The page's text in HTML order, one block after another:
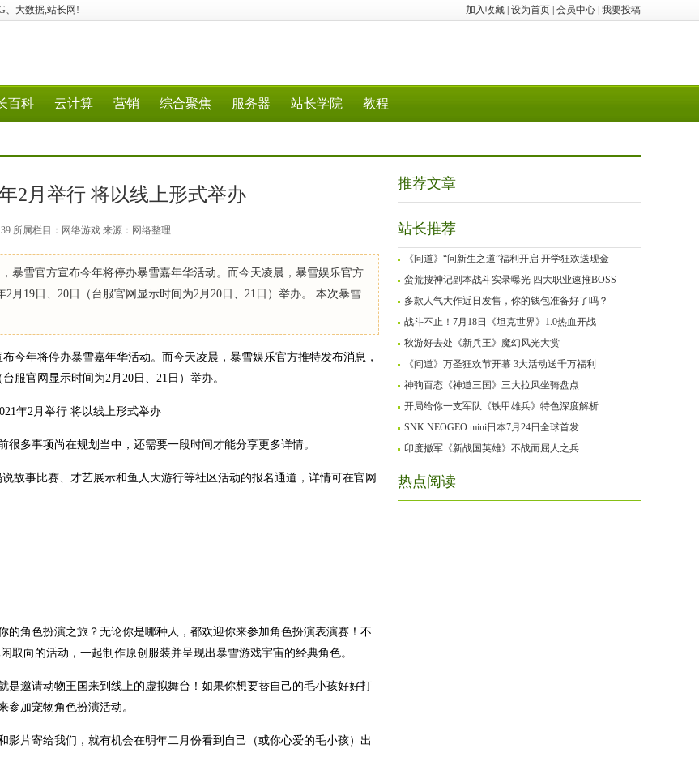
加入收藏 设为首页 会员中心 我要投稿
、大数据,站长网!
百科 云计算 营销 综合聚焦 服务器 站长学院 教程
2月举行 将以线上形式举办
所属栏目：网络游戏 来源：网络整理
暴雪官方宣布今年将停办暴雪嘉年华活动。而今天凌晨，暴雪娱乐官方
月19日、20日（台服官网显示时间为2月20日、21日）举办。 本次暴雪
今年将停办暴雪嘉年华活动。而今天凌晨，暴雪娱乐官方推特发布消息，
服官网显示时间为2月20日、21日）举办。
多事项尚在规划当中，还需要一段时间才能分享更多详情。
故事比赛、才艺展示和鱼人大游行等社区活动的报名通道，详情可在官网
角色扮演之旅？无论你是哪种人，都欢迎你来参加角色扮演表演赛！不
取向的活动，一起制作原创服装并呈现出暴雪游戏宇宙的经典角色。
邀请动物王国来到线上的虚拟舞台！如果你想要替自己的毛小孩好好打
加宠物角色扮演活动。
片寄给我们，就有机会在明年二月份看到自己（或你心爱的毛小孩）出
推荐文章
站长推荐
《问道》“问新生之道”福利开启 开学狂欢送现金
蛮荒搜神记副本战斗实录曝光 四大职业速推BOSS
多款人气大作近日发售，你的钱包准备好了吗？
战斗不止！7月18日《坦克世界》1.0热血开战
秋游好去处《新兵王》魔幻风光大赏
《问道》万圣狂欢节开幕 3大活动送千万福利
神驹百态《神道三国》三大拉风坐骑盘点
开局给你一支军队《铁甲雄兵》特色深度解析
SNK NEOGEO mini日本7月24日全球首发
印度撤军《新战国英雄》不战而屈人之兵
热点阅读